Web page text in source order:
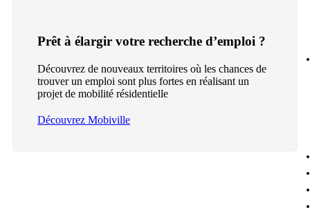
Prêt à élargir votre recherche d’emploi ?
Découvrez de nouveaux territoires où les chances de
trouver un emploi sont plus fortes en réalisant un
projet de mobilité résidentielle
Découvrez Mobiville